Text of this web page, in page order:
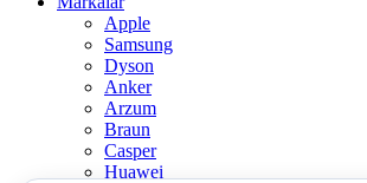
Apple
Samsung
Dyson
Anker
Arzum
Braun
Casper
Huawei